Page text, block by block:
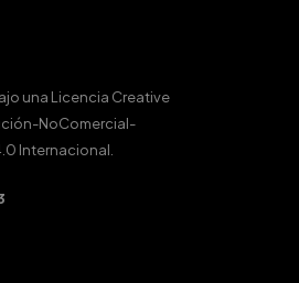
una Licencia Creative
NoComercial-
Internacional.